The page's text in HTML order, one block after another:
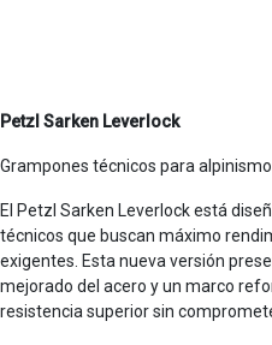
Petzl Sarken Leverlock
Grampones técnicos para
El Petzl Sarken Leverlock está
técnicos que buscan máximo
exigentes. Esta nueva versión
mejorado del acero y un marco
resistencia superior sin